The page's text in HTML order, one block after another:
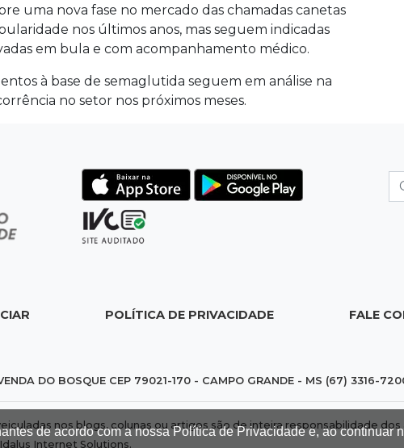
de acordo com a nossa Política de Privacidade e, ao continuar
uma nova fase no mercado das chamadas canetas
nos últimos anos, mas seguem indicadas
em bula e com acompanhamento médico.
à base de semaglutida seguem em análise na
no setor nos próximos meses.
POLÍTICA DE PRIVACIDADE FALE
DO BOSQUE CEP 79021-170 - CAMPO GRANDE - MS (67) 3316-
nos blogs, colunas ou artigos são de inteira responsabilidade
Idalus Internet Solutions.